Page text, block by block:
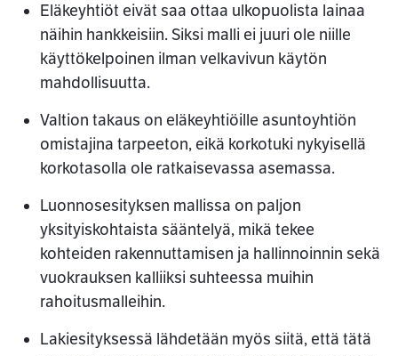
Eläkeyhtiöt eivät saa ottaa ulkopuolista lainaa
näihin hankkeisiin. Siksi malli ei juuri ole niille
käyttökelpoinen ilman velkavivun käytön
mahdollisuutta.
Valtion takaus on eläkeyhtiöille asuntoyhtiön
omistajina tarpeeton, eikä korkotuki nykyisellä
korkotasolla ole ratkaisevassa asemassa.
Luonnosesityksen mallissa on paljon
yksityiskohtaista sääntelyä, mikä tekee
kohteiden rakennuttamisen ja hallinnoinnin sekä
vuokrauksen kalliiksi suhteessa muihin
rahoitusmalleihin.
Lakiesityksessä lähdetään myös siitä, että tätä